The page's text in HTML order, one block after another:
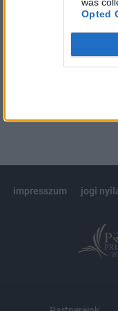
Opted
kötéslistái
MÁR
impresszum jogi